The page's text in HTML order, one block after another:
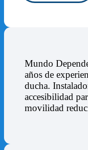
Mundo
años de
ducha.
accesibilidad
movilidad